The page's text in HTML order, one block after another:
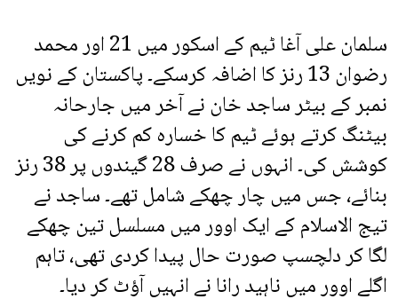
سلمان علی آغا ٹیم کے اسکور میں 21 اور محمد
رضوان 13 رنز کا اضافہ کرسکے۔ پاکستان کے نویں
نمبر کے بیٹر ساجد خان نے آخر میں جارحانہ
بیٹنگ کرتے ہوئے ٹیم کا خسارہ کم کرنے کی
کوشش کی۔ انہوں نے صرف 28 گیندوں پر 38 رنز
بنائے، جس میں چار چھکے شامل تھے۔ ساجد نے
تیج الاسلام کے ایک اوور میں مسلسل تین چھکے
لگا کر دلچسپ صورت حال پیدا کردی تھی، تاہم
اگلے اوور میں ناہید رانا نے انہیں آؤٹ کر دیا۔